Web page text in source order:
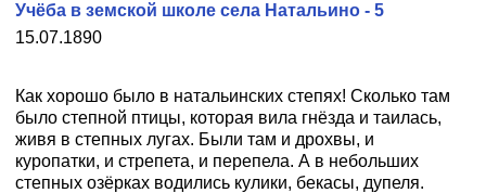
15.07.1890
Учёба в земской школе села Натальино - 5
Как хорошо было в натальинских степях! Сколько там
было степной птицы, которая вила гнёзда и таилась,
живя в степных лугах. Были там и дрохвы, и
куропатки, и стрепета, и перепела. А в небольших
степных озёрках водились кулики, бекасы, дупеля.